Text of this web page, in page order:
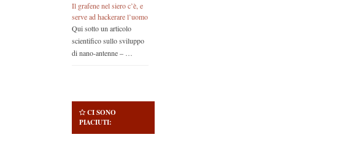
Il grafene nel siero c’è, e
serve ad hackerare l’uomo
Qui sotto un articolo
scientifico sullo sviluppo
di nano-antenne – …
CI SONO
PIACIUTI: